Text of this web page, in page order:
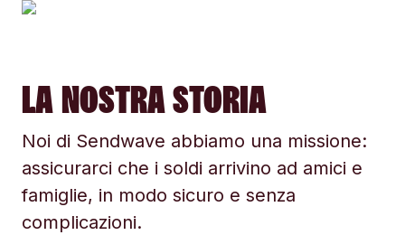
LA NOSTRA STORIA
Noi di Sendwave abbiamo una missione:
assicurarci che i soldi arrivino ad amici e
famiglie, in modo sicuro e senza
complicazioni.